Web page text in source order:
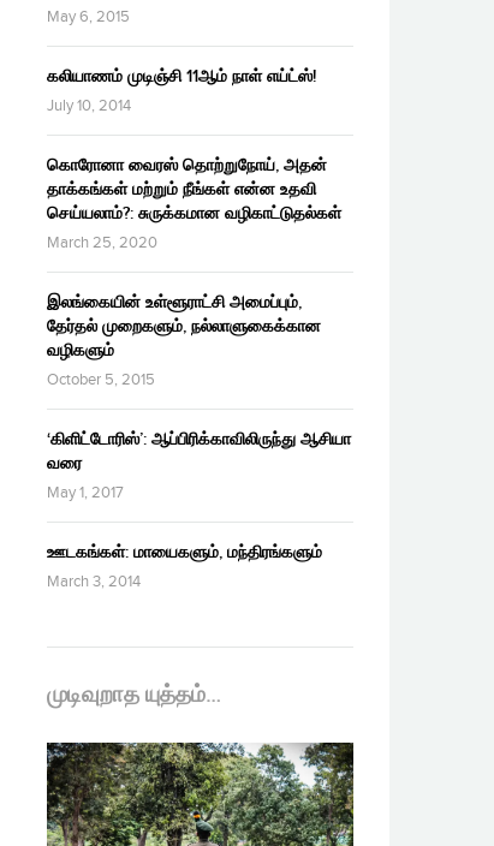
May 6, 2015
கலியாணம் முடிஞ்சி 11ஆம் நாள் எய்ட்ஸ்!
July 10, 2014
கொரோனா வைரஸ் தொற்றுநோய், அதன்
தாக்கங்கள் மற்றும் நீங்கள் என்ன உதவி
செய்யலாம்?: சுருக்கமான வழிகாட்டுதல்கள்
March 25, 2020
இலங்கையின் உள்ளூராட்சி அமைப்பும்,
தேர்தல் முறைகளும், நல்லாளுகைக்கான
வழிகளும்
October 5, 2015
‘கிளிட்டோரிஸ்’: ஆப்பிரிக்காவிலிருந்து ஆசியா
வரை
May 1, 2017
ஊடகங்கள்: மாயைகளும், மந்திரங்களும்
March 3, 2014
முடிவுறாத யுத்தம்…